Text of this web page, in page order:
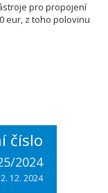
pro propojení
eur, z toho polovinu
číslo
2024
12. 2024